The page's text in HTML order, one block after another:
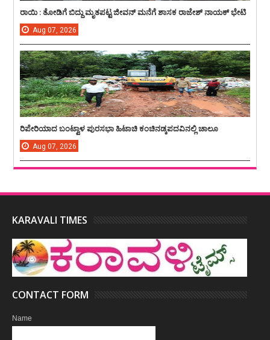
ರಾಯಿ : ತೋಡಿಗೆ ಬಿದ್ದು ಮೃತಪಟ್ಟ ಜೀವನ್ ಮನೆಗೆ ಶಾಸಕ ರಾಜೇಶ್ ನಾಯಕ್ ಭೇಟಿ
Aug 07, 2026
ರಿಪೇರಿಯಾದ ಬಂಟ್ವಾಳ ಪುರಸಭಾ ಹಿಟಾಚಿ ಕಂಚಿನಡ್ಕಪದವಿನಲ್ಲಿ ಚಾಲೂ
Aug 07, 2026
KARAVALI TIMES
CONTACT FORM
Name